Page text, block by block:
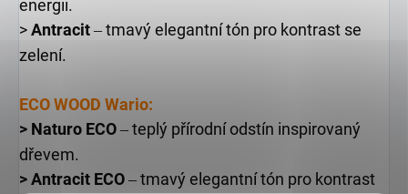
energii.
>Antracit –tmavý elegantní tón pro kontrast se
zelení.
ECO WOOD Wario:
> Naturo ECO – teplý přírodní odstín inspirovaný
dřevem.
> Antracit ECO – tmavý elegantní tón pro kontrast